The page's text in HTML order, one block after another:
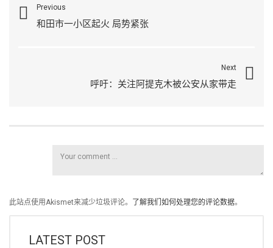
Previous
和田市一小区起火 局势紧张
Next
呼吁：关注阿提克木被公安从家带走
此站点使用Akismet来减少垃圾评论。 了解我们如何处理您的评论数据。
LATEST POST